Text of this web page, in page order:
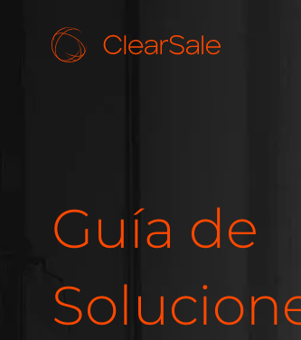
Guía de